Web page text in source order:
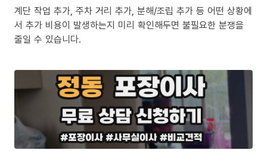
계단 작업 추가, 주차 거리 추가, 분해/조립 추가 등 어떤 상황에
서 추가 비용이 발생하는지 미리 확인해두면 불필요한 분쟁을
줄일 수 있습니다.